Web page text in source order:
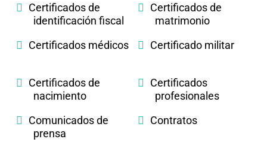
Certificados de
identificación fiscal
Certificados de
matrimonio
Certificados médicos
Certificado militar
Certificados de
nacimiento
Certificados
profesionales
Comunicados de
prensa
Contratos